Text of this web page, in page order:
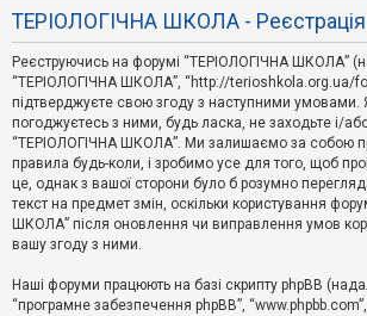
Т
е
м
и
б
е
з
в
і
д
п
о
в
і
д
й
ТЕРІОЛОГІЧНА ШКОЛА - Реєстрація
Реєструючись на форумі “ТЕРІОЛОГІЧНА ШКОЛА”
“ТЕРІОЛОГІЧНА ШКОЛА”, “http://terioshkola.org.ua/
підтверджуєте свою згоду з наступними
погоджуєтесь з ними, будь ласка, не заходьте і/
“ТЕРІОЛОГІЧНА ШКОЛА”. Ми залишаємо за собою
правила будь-коли, і зробимо усе для того, щоб
це, однак з вашої сторони було б розумно
текст на предмет змін, оскільки користування
ШКОЛА” після оновлення чи виправлення умов
вашу згоду з ними.
Наші форуми працюють на базі скрипту phpBB
“програмне забезпечення phpBB”,